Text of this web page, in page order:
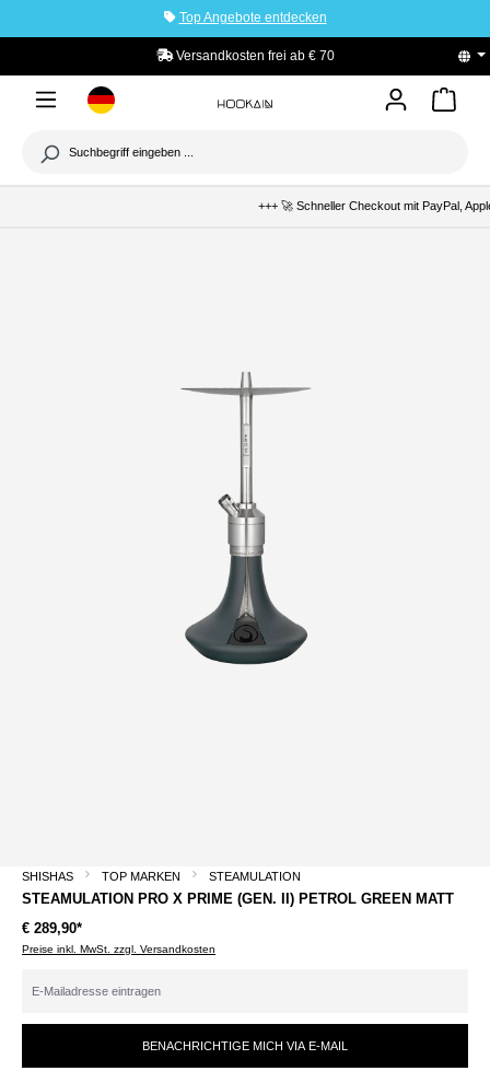
Top Angebote entdecken
Versandkosten frei ab € 70 PayPal
+++ 🚀 Schneller Checkout mit PayPal, Apple
SHISHAS TOP MARKEN STEAMULATION
STEAMULATION PRO X PRIME (GEN. II) PETROL GREEN MATT
€ 289,90*
Preise inkl. MwSt. zzgl. Versandkosten
BENACHRICHTIGE MICH VIA E-MAIL